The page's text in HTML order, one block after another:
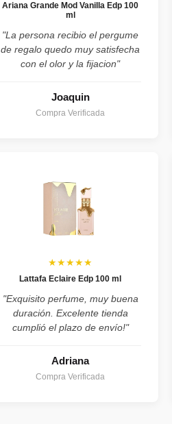
Ariana Grande Mod Vanilla Edp 100
ml
"La persona recibio el pergume
de regalo quedo muy satisfecha
con el olor y la fijacion"
Joaquin
Compra Verificada
★★★★★
Lattafa Eclaire Edp 100 ml
"Exquisito perfume, muy buena
duración. Excelente tienda
cumplió el plazo de envío!"
Adriana
Compra Verificada